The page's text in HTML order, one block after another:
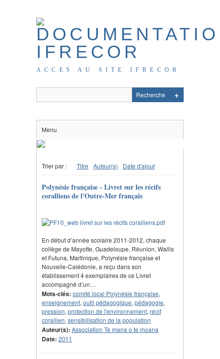
ACCES AU SITE IFRECOR
Menu
Trier par : Titre Auteur(s) Date d'ajout
Polynésie française - Livret sur les récifs
coralliens de l'Outre-Mer français
En début d’année scolaire 2011-2012, chaque
collège de Mayotte, Guadeloupe, Réunion, Wallis
et Futuna, Martinique, Polynésie française et
Nouvelle-Calédonie, a reçu dans son
établissement 4 exemplaires de ce Livret
accompagné d’un…
Mots-clés: comité local Polynésie française,
enseignement, outil pédagogique, pédagogie,
pression, protection de l'environnement, récif
corallien, sensibilisation de la population
Auteur(s): Association Te mana o te moana
Date: 2011